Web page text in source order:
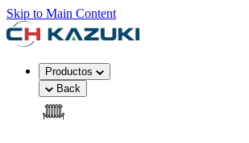
Skip to Main Content
Productos
Back